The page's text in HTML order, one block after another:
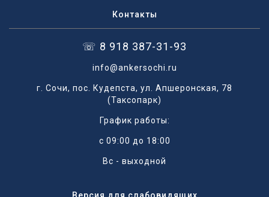
Контакты
☏ 8 918 387-31-93
info@ankersochi.ru
г. Сочи, пос. Кудепста, ул. Апшеронская, 78
(Таксопарк)
График работы:
с 09:00 до 18:00
Вс - выходной